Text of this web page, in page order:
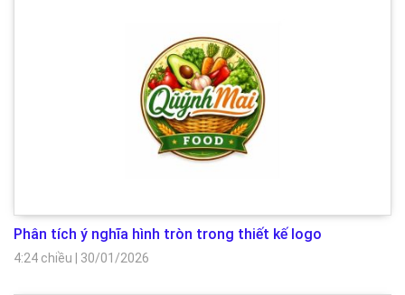
Phân tích ý nghĩa hình tròn trong thiết kế logo
4:24 chiều 30/01/2026